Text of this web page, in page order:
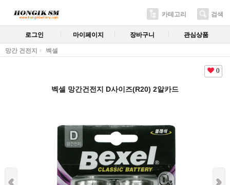
카테고리 검색
로그인 마이페이지 장바구니 관심상품
망간 건전지 벡셀
0
벡셀 망간건전지 D사이즈(R20) 2알카드